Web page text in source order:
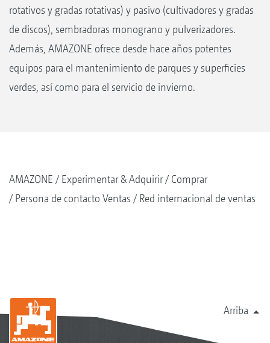
rotativos y gradas rotativas) y pasivo (cultivadores y gradas
de discos), sembradoras monograno y pulverizadores.
Además, AMAZONE ofrece desde hace años potentes
equipos para el mantenimiento de parques y superficies
verdes, así como para el servicio de invierno.
AMAZONE Experimentar & Adquirir
Comprar
Persona de contacto Ventas
Red internacional de ventas
Arriba